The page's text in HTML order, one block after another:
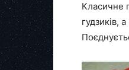
Класичне
гудзиків,